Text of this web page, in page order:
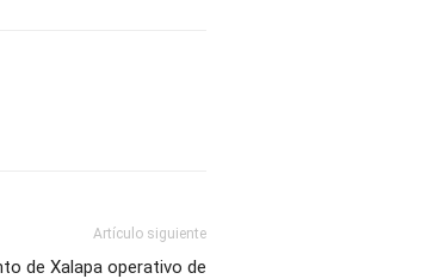
Artículo siguiente
de Xalapa operativo de